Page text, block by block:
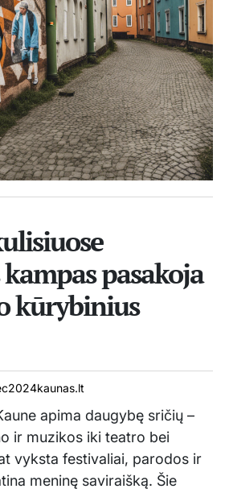
pasakoja
kūrybinius
apima daugybę sričių –
ir muzikos iki teatro bei
vyksta festivaliai, parodos ir
meninę saviraišką. Šie